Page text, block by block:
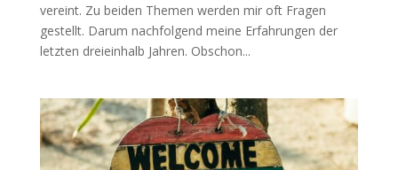
vereint. Zu beiden Themen werden mir oft Fragen
gestellt. Darum nachfolgend meine Erfahrungen der
letzten dreieinhalb Jahren. Obschon...